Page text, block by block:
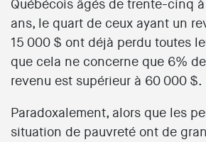
Québécois âgés de trente-cinq
ans, le quart de ceux ayant un
15 000 $ ont déjà perdu toutes
que cela ne concerne que 6%
revenu est supérieur à 60 000 $.
Paradoxalement, alors que les
situation de pauvreté ont de